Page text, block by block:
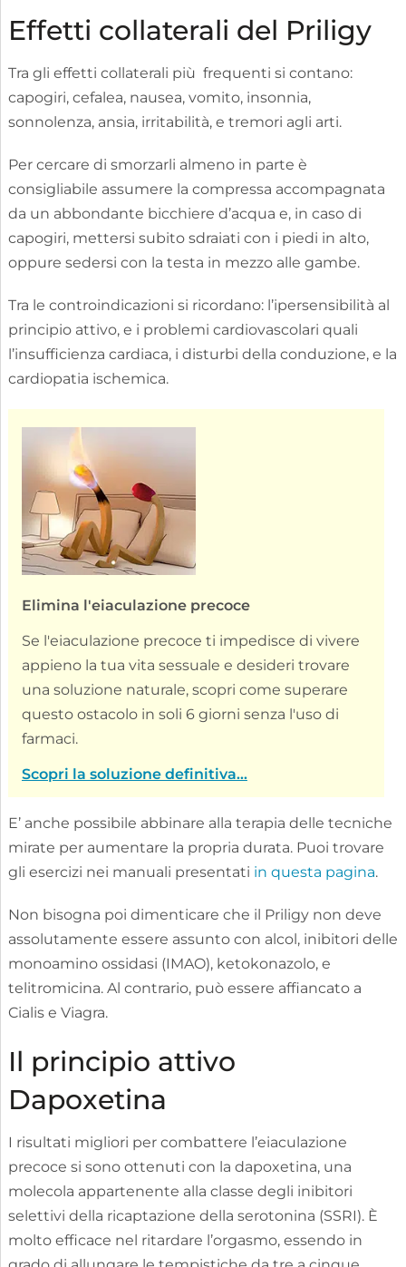
Effetti collaterali del Priligy
Tra gli effetti collaterali più frequenti si contano:
capogiri, cefalea, nausea, vomito, insonnia,
sonnolenza, ansia, irritabilità, e tremori agli arti.
Per cercare di smorzarli almeno in parte è
consigliabile assumere la compressa accompagnata
da un abbondante bicchiere d’acqua e, in caso di
capogiri, mettersi subito sdraiati con i piedi in alto,
oppure sedersi con la testa in mezzo alle gambe.
Tra le controindicazioni si ricordano: l’ipersensibilità al
principio attivo, e i problemi cardiovascolari quali
l’insufficienza cardiaca, i disturbi della conduzione, e la
cardiopatia ischemica.
Elimina l'eiaculazione precoce
Se l'eiaculazione precoce ti impedisce di vivere
appieno la tua vita sessuale e desideri trovare
una soluzione naturale, scopri come superare
questo ostacolo in soli 6 giorni senza l'uso di
farmaci.
Scopri la soluzione definitiva...
E’ anche possibile abbinare alla terapia delle tecniche
mirate per aumentare la propria durata. Puoi trovare
gli esercizi nei manuali presentati in questa pagina.
Non bisogna poi dimenticare che il Priligy non deve
assolutamente essere assunto con alcol, inibitori delle
monoamino ossidasi (IMAO), ketokonazolo, e
telitromicina. Al contrario, può essere affiancato a
Cialis e Viagra.
Il principio attivo
Dapoxetina
I risultati migliori per combattere l’eiaculazione
precoce si sono ottenuti con la dapoxetina, una
molecola appartenente alla classe degli inibitori
selettivi della ricaptazione della serotonina (SSRI). È
molto efficace nel ritardare l’orgasmo, essendo in